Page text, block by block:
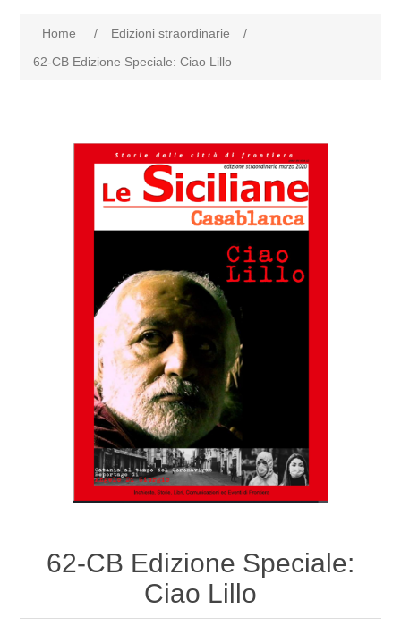
Home / Edizioni straordinarie
/
62-CB Edizione Speciale: Ciao Lillo
62-CB Edizione Speciale:
Ciao Lillo